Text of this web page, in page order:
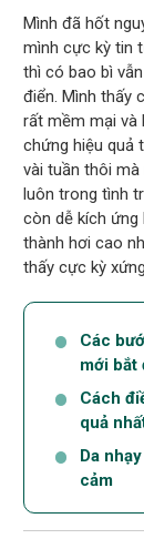
Mình đã hốt
mình cực kỳ tin
thì có bao bì
điển. Mình thấy
rất mềm mại và
chứng hiệu quả
vài tuần thôi
luôn trong tình
còn dễ kích
thành hơi cao
thấy cực kỳ
Các
mới bắt
Cách
quả
Da
cảm